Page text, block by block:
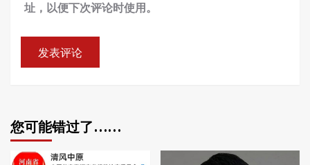
址，以便下次评论时使用。
您可能错过了……